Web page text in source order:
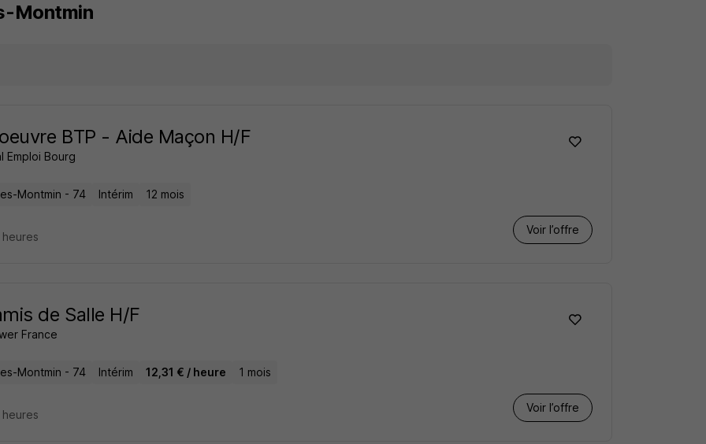
Montmin
BTP - Aide Maçon H/F
Emploi Bourg
Montmin - 74 Intérim 12 mois
Voir l’offre
de Salle H/F
France
Montmin - 74 Intérim 12,31 € / heure 1 mois
Voir l’offre